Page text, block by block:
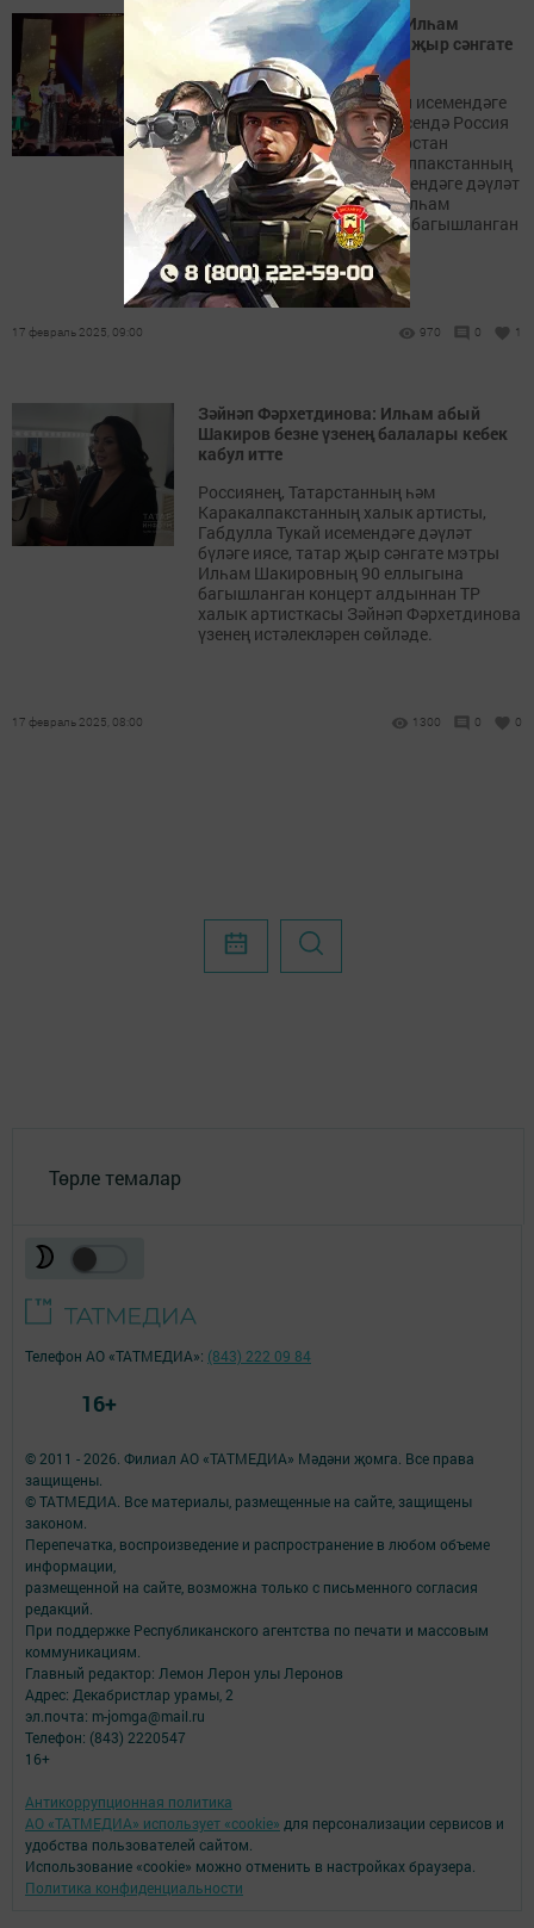
Марат Әхмәтов: Моң — ул Илһам
Шакиров, ә Илһамыбыз — җыр сәнгате
Тукае
Казандагы Габдулла Тукай исемендәге
Татар дәүләт филармониясендә Россия
Федерациясенең һәм Татарстан
Республикасының, Каракалпакстанның
халык артисты, Тукай исемендәге дәүләт
бүләге иясе, бөек җырчы Илһам
Шакировның 90 еллыгына багышланган
концерт булды.
17 февраль 2025, 09:00 970 0 1
Зәйнәп Фәрхетдинова: Илһам абый
Шакиров безне үзенең балалары кебек
кабул итте
Россиянең, Татарстанның һәм
Каракалпакстанның халык артисты,
Габдулла Тукай исемендәге дәүләт
бүләге иясе, татар җыр сәнгате мэтры
Илһам Шакировның 90 еллыгына
багышланган концерт алдыннан ТР
халык артисткасы Зәйнәп Фәрхетдинова
үзенең истәлекләрен сөйләде.
17 февраль 2025, 08:00 1300 0 0
Төрле темалар
© 2011 - 2026. Филиал АО «ТАТМЕДИА» Мәдәни җомга. Все права
защищены.
© ТАТМЕДИА. Все материалы, размещенные на сайте, защищены
законом.
Перепечатка, воспроизведение и распространение в любом объеме
информации,
размещенной на сайте, возможна только с письменного согласия
редакций.
При поддержке Республиканского агентства по печати и массовым
коммуникациям.
Главный редактор: Лемон Лерон улы Леронов
Адрес: Декабристлар урамы, 2
эл.почта: m-jomga@mail.ru
Телефон: (843) 2220547
16+
Антикоррупционная политика
АО «ТАТМЕДИА» использует «cookie» для персонализации сервисов и
удобства пользователей сайтом.
Использование «cookie» можно отменить в настройках браузера.
Политика конфиденциальности
Телефон АО «ТАТМЕДИА»: (843) 222 09 84
16+